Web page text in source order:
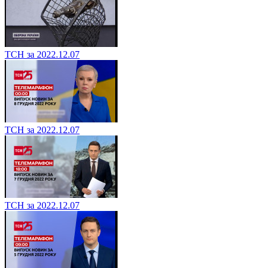
ТСН за 2022.12.07
ТСН за 2022.12.07
ТСН за 2022.12.07